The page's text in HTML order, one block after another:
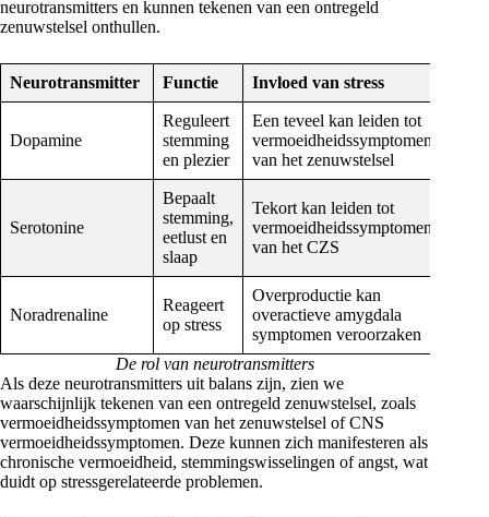
neurotransmitters en kunnen tekenen van een ontregeld
zenuwstelsel onthullen.
Neurotransmitter Functie Invloed van stress
Dopamine
Reguleert
stemming
en plezier
Een teveel kan leiden tot
vermoeidheidssymptomen
van het zenuwstelsel
Serotonine
Bepaalt
stemming,
eetlust en
slaap
Tekort kan leiden tot
vermoeidheidssymptomen
van het CZS
Noradrenaline
Reageert
op stress
Overproductie kan
overactieve amygdala
symptomen veroorzaken
De rol van neurotransmitters
Als deze neurotransmitters uit balans zijn, zien we
waarschijnlijk tekenen van een ontregeld zenuwstelsel, zoals
vermoeidheidssymptomen van het zenuwstelsel of CNS
vermoeidheidssymptomen. Deze kunnen zich manifesteren als
chronische vermoeidheid, stemmingswisselingen of angst, wat
duidt op stressgerelateerde problemen.